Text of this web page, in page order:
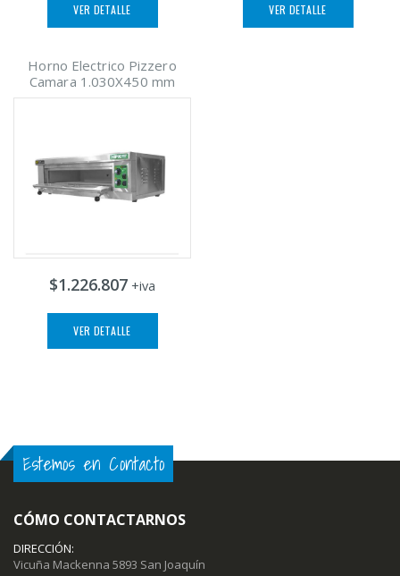
VER DETALLE VER DETALLE
Horno Electrico Pizzero
Camara 1.030X450 mm
$1.226.807 +iva
VER DETALLE
Estemos en Contacto
CÓMO CONTACTARNOS
DIRECCIÓN:
Vicuña Mackenna 5893 San Joaquín